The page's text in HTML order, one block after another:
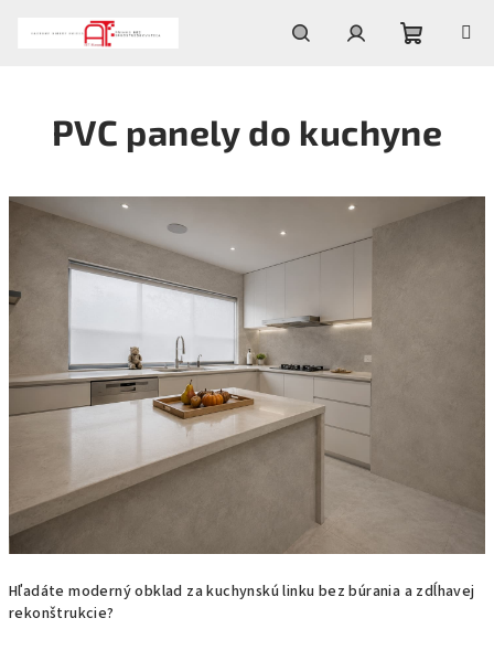
košík
PVC panely do kuchyne
Hľadáte moderný obklad za kuchynskú linku bez búrania a zdĺhavej
rekonštrukcie?